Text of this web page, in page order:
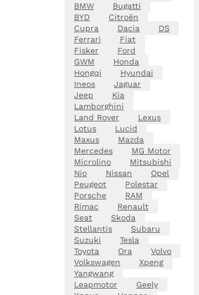
BMW
Bugatti
BYD
Citroën
Cupra
Dacia
DS
Ferrari
Fiat
Fisker
Ford
GWM
Honda
Hongqi
Hyundai
Ineos
Jaguar
Jeep
Kia
Lamborghini
Land Rover
Lexus
Lotus
Lucid
Maxus
Mazda
Mercedes
MG Motor
Microlino
Mitsubishi
Nio
Nissan
Opel
Peugeot
Polestar
Porsche
RAM
Rimac
Renault
Seat
Skoda
Stellantis
Subaru
Suzuki
Tesla
Toyota
Ora
Volvo
Volkswagen
Xpeng
Yangwang
Leapmotor
Geely